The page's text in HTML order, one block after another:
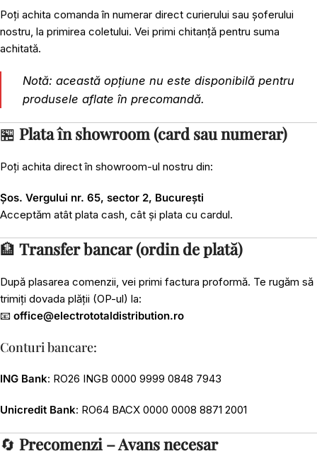
Poți achita comanda în numerar direct curierului sau șoferului
nostru, la primirea coletului. Vei primi chitanță pentru suma
achitată.
Notă: această opțiune nu este disponibilă pentru
produsele aflate în precomandă.
🏪 Plata în showroom (card sau numerar)
Poți achita direct în showroom-ul nostru din:
Șos. Vergului nr. 65, sector 2, București
Acceptăm atât plata cash, cât și plata cu cardul.
🏦 Transfer bancar (ordin de plată)
După plasarea comenzii, vei primi factura proformă. Te rugăm să
trimiți dovada plății (OP-ul) la:
📧 office@electrototaldistribution.ro
Conturi bancare:
ING Bank: RO26 INGB 0000 9999 0848 7943
Unicredit Bank: RO64 BACX 0000 0008 8871 2001
🔄 Precomenzi – Avans necesar